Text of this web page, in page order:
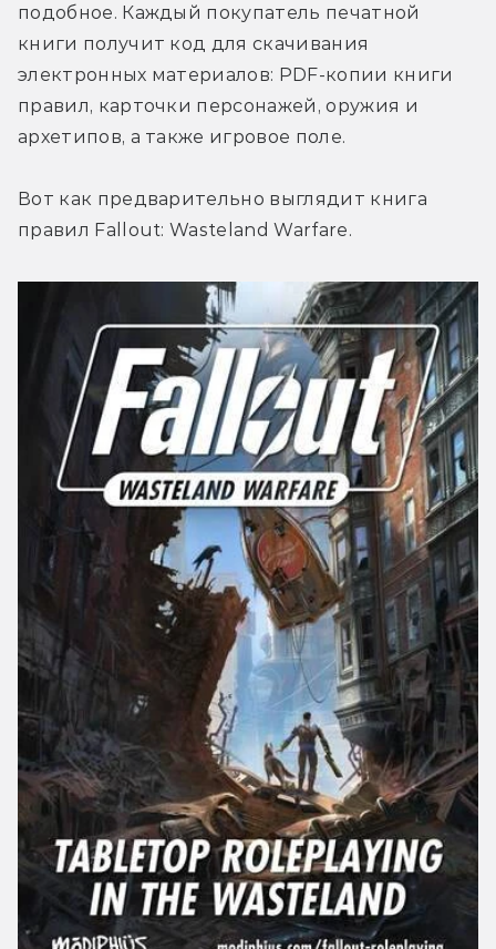
подобное. Каждый покупатель печатной
книги получит код для скачивания
электронных материалов: PDF-копии книги
правил, карточки персонажей, оружия и
архетипов, а также игровое поле.
Вот как предварительно выглядит книга
правил Fallout: Wasteland Warfare.